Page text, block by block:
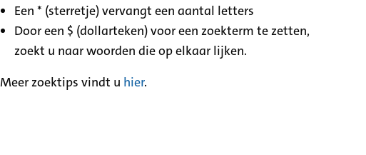
Een * (sterretje) vervangt een aantal letters
Door een $ (dollarteken) voor een zoekterm te zetten,
zoekt u naar woorden die op elkaar lijken.
Meer zoektips vindt u hier.